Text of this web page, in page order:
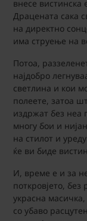
внесе вистинска
Драцената сака
на директно
има струење на
Потоа,
најдобро
светлина и кои
полеете, затоа
издржат без неа
многу бои и
на стилот и
ќе ви биде
И, време е и за
поткровјето,
украсна
со убаво